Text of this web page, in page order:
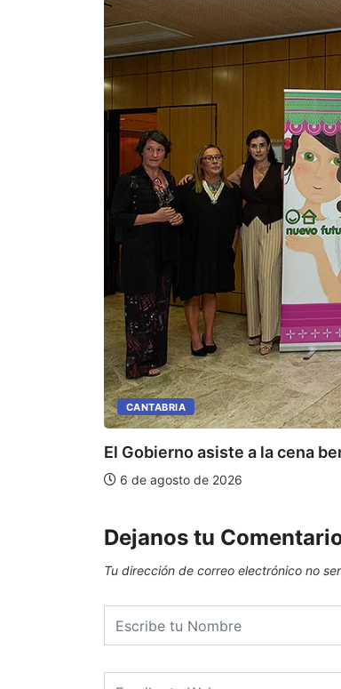
CANTABRIA
El Gobierno asiste a la cena
6 de agosto de 2026
Dejanos tu
Tu dirección de correo electrónico no